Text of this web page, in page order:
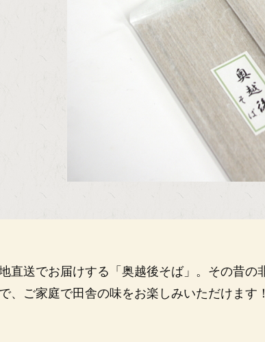
直送でお届けする「奥越後そば」。その昔
、ご家庭で田舎の味をお楽しみいただけます！